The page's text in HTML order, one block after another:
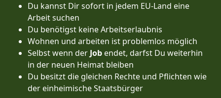
Du kannst Dir sofort in jedem EU-Land eine
Arbeit suchen
Du benötigst keine Arbeitserlaubnis
Wohnen und arbeiten ist problemlos möglich
Selbst wenn der Job endet, darfst Du weiterhin
in der neuen Heimat bleiben
Du besitzt die gleichen Rechte und Pflichten wie
der einheimische Staatsbürger